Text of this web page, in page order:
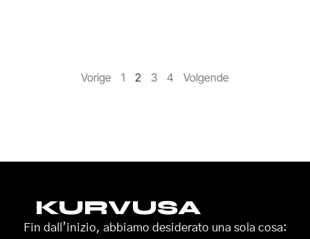
Vorige 1 2 3 4 Volgende
KURVUSA
Fin dall’inizio, abbiamo desiderato una sola cosa: